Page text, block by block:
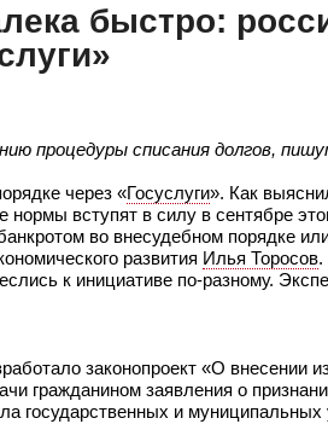
быстро:
процедуры списания долгов,
через «Госуслуги». Как
вступят в силу в сентябре
во внесудебном порядке
развития Илья Торосов.
к инициативе по-разному.
законопроект «О внесении
гражданином заявления о
государственных и